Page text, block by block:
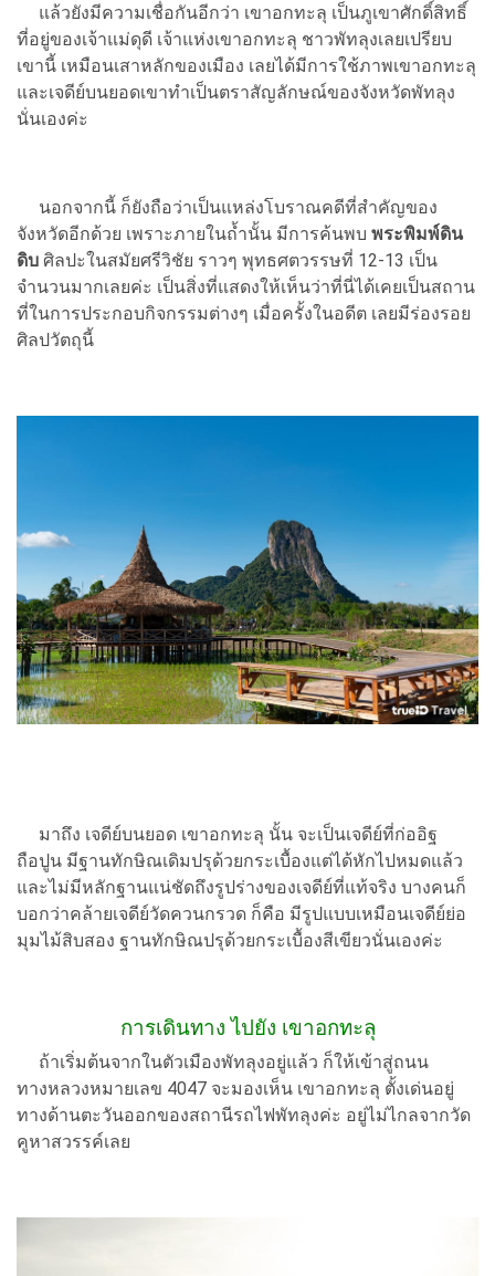
แล้วยังมีความเชื่อกันอีกว่า เขาอกทะลุ เป็นภูเขาศักดิ์สิทธิ์
ที่อยู่ของเจ้าแม่ดุดี เจ้าแห่งเขาอกทะลุ ชาวพัทลุงเลยเปรียบ
เขานี้ เหมือนเสาหลักของเมือง เลยได้มีการใช้ภาพเขาอกทะลุ
และเจดีย์บนยอดเขาทำเป็นตราสัญลักษณ์ของจังหวัดพัทลุง
นั่นเองค่ะ
นอกจากนี้ ก็ยังถือว่าเป็นแหล่งโบราณคดีที่สำคัญของ
จังหวัดอีกด้วย เพราะภายในถ้ำนั้น มีการค้นพบ พระพิมพ์ดิน
ดิบ ศิลปะในสมัยศรีวิชัย ราวๆ พุทธศตวรรษที่ 12-13 เป็น
จำนวนมากเลยค่ะ เป็นสิ่งที่แสดงให้เห็นว่าที่นี่ได้เคยเป็นสถาน
ที่ในการประกอบกิจกรรมต่างๆ เมื่อครั้งในอดีต เลยมีร่องรอย
ศิลปวัตถุนี้
มาถึง เจดีย์บนยอด เขาอกทะลุ นั้น จะเป็นเจดีย์ที่ก่ออิฐ
ถือปูน มีฐานทักษิณเดิมปรุด้วยกระเบื้องแต่ได้หักไปหมดแล้ว
และไม่มีหลักฐานแน่ชัดถึงรูปร่างของเจดีย์ที่แท้จริง บางคนก็
บอกว่าคล้ายเจดีย์วัดควนกรวด ก็คือ มีรูปแบบเหมือนเจดีย์ย่อ
มุมไม้สิบสอง ฐานทักษิณปรุด้วยกระเบื้องสีเขียวนั่นเองค่ะ
การเดินทาง ไปยัง เขาอกทะลุ
ถ้าเริ่มต้นจากในตัวเมืองพัทลุงอยู่แล้ว ก็ให้เข้าสู่ถนน
ทางหลวงหมายเลข 4047 จะมองเห็น เขาอกทะลุ ตั้งเด่นอยู่
ทางด้านตะวันออกของสถานีรถไฟพัทลุงค่ะ อยู่ไม่ไกลจากวัด
คูหาสวรรค์เลย